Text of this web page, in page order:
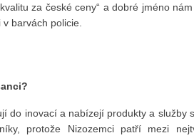
za české ceny“ a dobré jméno
barvách policie.
do inovací a nabízejí produkty a služby
protože Nizozemci patří mezi